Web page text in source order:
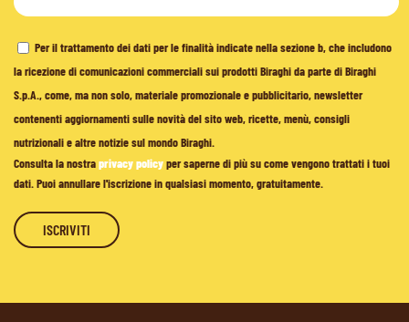
Per il trattamento dei dati per le finalità indicate nella sezione b, che includono
la ricezione di comunicazioni commerciali sui prodotti Biraghi da parte di Biraghi
S.p.A., come, ma non solo, materiale promozionale e pubblicitario, newsletter
contenenti aggiornamenti sulle novità del sito web, ricette, menù, consigli
nutrizionali e altre notizie sul mondo Biraghi.
Consulta la nostraprivacy policyper saperne di più su come vengono trattati i tuoi
dati. Puoi annullare l'iscrizione in qualsiasi momento, gratuitamente.